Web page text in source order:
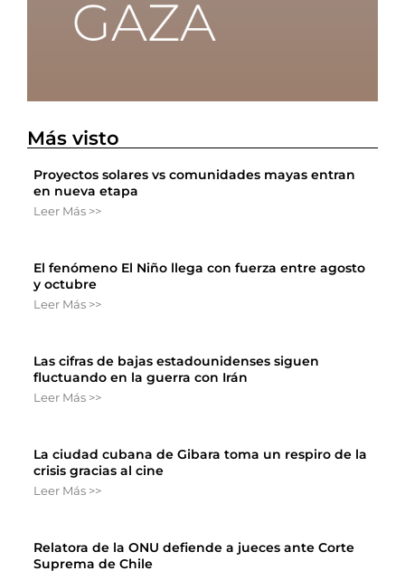
Más visto
Proyectos solares vs comunidades mayas entran
en nueva etapa
Leer Más >>
El fenómeno El Niño llega con fuerza entre agosto
y octubre
Leer Más >>
Las cifras de bajas estadounidenses siguen
fluctuando en la guerra con Irán
Leer Más >>
La ciudad cubana de Gibara toma un respiro de la
crisis gracias al cine
Leer Más >>
Relatora de la ONU defiende a jueces ante Corte
Suprema de Chile